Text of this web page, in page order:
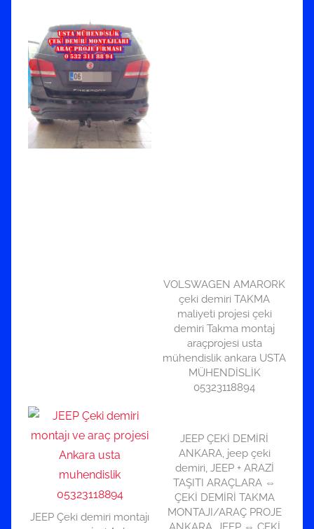
VOLSWAGEN AMARORK
çeki demiri TAKMA
maliyeti projesi çeki
demiri Takma montaj
araçprojesi usta
mühendislik ankara USTA
MÜHENDİSLİK
05323118894
JEEP Çeki demiri montajı
JEEP ÇEKİ DEMİRİ
ANKARA, jeep çeki
demiri, JEEP + ARAZİ
TAŞITI ARAÇLARA ⇔
ÇEKİ DEMİRİ TAKMA
MONTAJI/ARAÇ PROJE